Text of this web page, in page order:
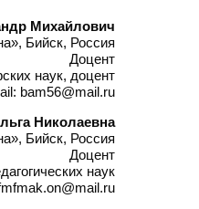
Михайлович
Бийск, Россия
Доцент
наук, доцент
bam56@mail.ru
Николаевна
Бийск, Россия
Доцент
наук